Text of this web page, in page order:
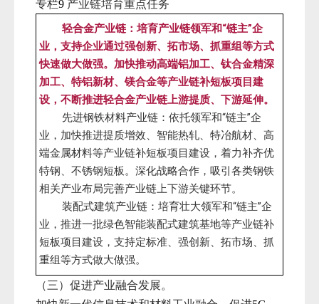
专栏9 产业链培育重点任务
轻合金产业链：培育产业链领军和“链主”企
业，支持企业通过强创新、拓市场、抓重组等方式
快速做大做强。加快推动高端铝加工、钛合金精深
加工、特铝新材、镁合金等产业链补短板项目建
设，不断推进轻合金产业链上游提质、下游延伸。
先进钢铁材料产业链：依托领军和“链主”企
业，加快推进提质增效、智能热轧、特冶航材、高
端金属材料等产业链补短板项目建设，着力补齐优
特钢、不锈钢短板。深化战略合作，吸引各类钢铁
相关产业布局完善产业链上下游关键环节。
装配式建筑产业链：培育壮大领军和“链主”企
业，推进一批绿色智能装配式建筑基地等产业链补
短板项目建设，支持定标准、强创新、拓市场、抓
重组等方式做大做强。
（三）促进产业融合发展。